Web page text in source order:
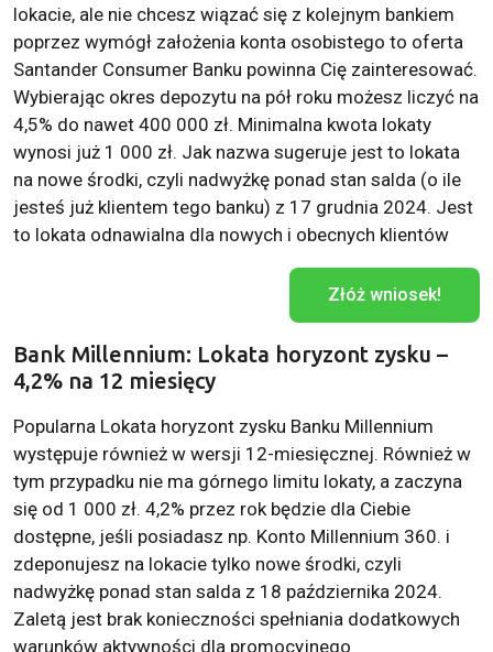
lokacie, ale nie chcesz wiązać się z kolejnym bankiem
poprzez wymógł założenia konta osobistego to oferta
Santander Consumer Banku powinna Cię zainteresować.
Wybierając okres depozytu na pół roku możesz liczyć na
4,5% do nawet 400 000 zł. Minimalna kwota lokaty
wynosi już 1 000 zł. Jak nazwa sugeruje jest to lokata
na nowe środki, czyli nadwyżkę ponad stan salda (o ile
jesteś już klientem tego banku) z 17 grudnia 2024. Jest
to lokata odnawialna dla nowych i obecnych klientów
Złóż wniosek!
Bank Millennium: Lokata horyzont zysku –
4,2% na 12 miesięcy
Popularna Lokata horyzont zysku Banku Millennium
występuje również w wersji 12-miesięcznej. Również w
tym przypadku nie ma górnego limitu lokaty, a zaczyna
się od 1 000 zł. 4,2% przez rok będzie dla Ciebie
dostępne, jeśli posiadasz np. Konto Millennium 360. i
zdeponujesz na lokacie tylko nowe środki, czyli
nadwyżkę ponad stan salda z 18 października 2024.
Zaletą jest brak konieczności spełniania dodatkowych
warunków aktywności dla promocyjnego